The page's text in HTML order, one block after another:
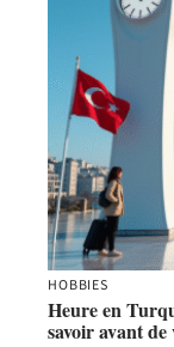
HOBBIES
Heure en
savoir avant de